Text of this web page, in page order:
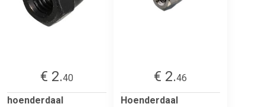
€ 2.40
hoenderdaal
€ 2.46
Hoenderdaal